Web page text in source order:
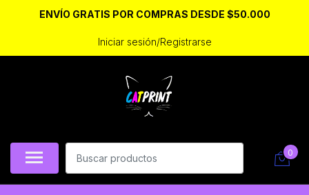
ENVÍO GRATIS POR COMPRAS DESDE $50.000
Iniciar sesión/Registrarse
0